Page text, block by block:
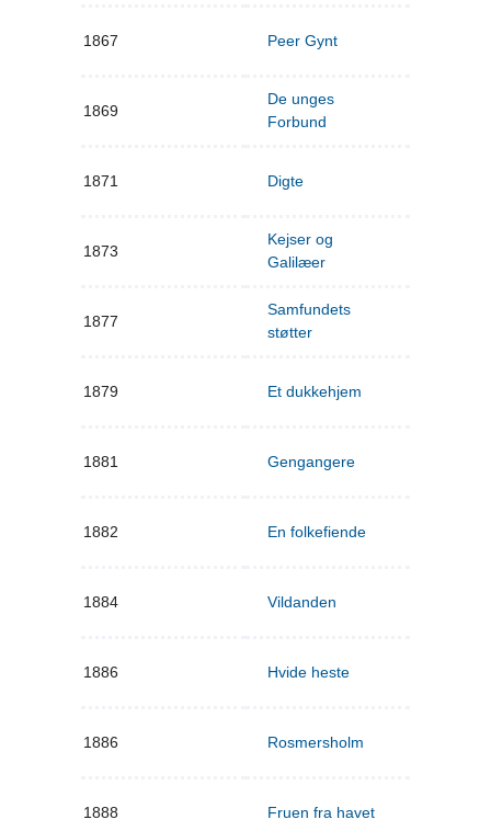
1867 Peer Gynt
1869
De unges
Forbund
1871 Digte
1873
Kejser og
Galilæer
1877
Samfundets
støtter
1879 Et dukkehjem
1881 Gengangere
1882 En folkefiende
1884 Vildanden
1886 Hvide heste
1886 Rosmersholm
1888 Fruen fra havet